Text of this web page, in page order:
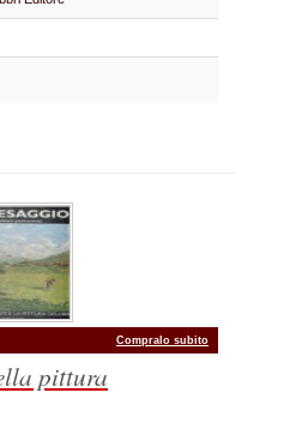
Compralo subito
pittura